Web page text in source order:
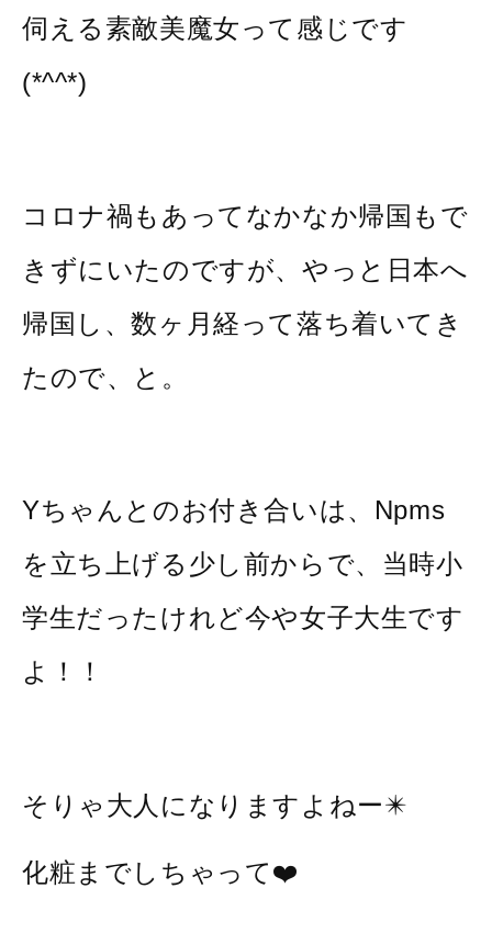
伺える素敵美魔女って感じです
(*^^*)
コロナ禍もあってなかなか帰国もで
きずにいたのですが、やっと日本へ
帰国し、数ヶ月経って落ち着いてき
たので、と。
Yちゃんとのお付き合いは、Npms
を立ち上げる少し前からで、当時小
学生だったけれど今や女子大生です
よ！！
そりゃ大人になりますよねー✴️
化粧までしちゃって❤️